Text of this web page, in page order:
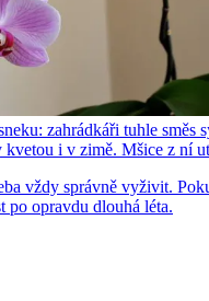
zahrádkáři tuhle směs
i v zimě. Mšice z ní
vždy správně vyživit.
po opravdu dlouhá léta.